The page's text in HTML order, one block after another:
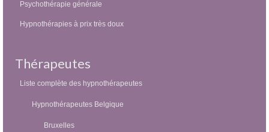
Psychothérapie générale
Hypnothérapies à prix très doux
Thérapeutes
Liste complète des hypnothérapeutes
Hypnothérapeutes Belgique
Bruxelles